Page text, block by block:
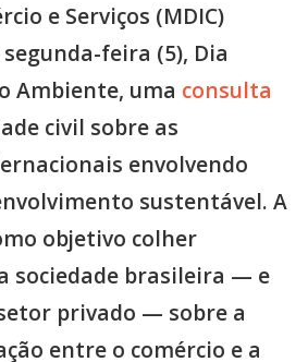
e Serviços (MDIC)
feira (5), Dia
Ambiente, uma consulta
civil sobre as
envolvendo
sustentável. A
objetivo colher
sociedade brasileira — e
privado — sobre a
entre o comércio e a